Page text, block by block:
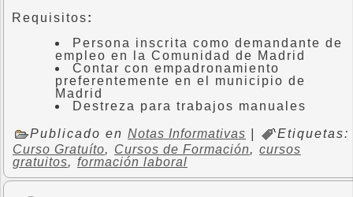
Requisitos:
Persona inscrita como demandante de
empleo en la Comunidad de Madrid
Contar con empadronamiento
preferentemente en el municipio de
Madrid
Destreza para trabajos manuales
Publicado en Notas Informativas
Etiquetas:
Curso Gratuíto, Cursos de Formación, cursos
gratuitos, formación laboral